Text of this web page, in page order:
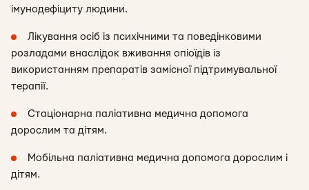
імунодефіциту людини.
Лікування осіб із психічними та поведінковими
розладами внаслідок вживання опіоїдів із
використанням препаратів замісної підтримувальної
терапії.
Стаціонарна паліативна медична допомога
дорослим та дітям.
Мобільна паліативна медична допомога дорослим і
дітям.